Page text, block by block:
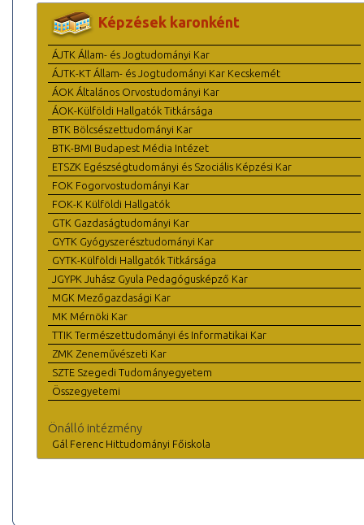
Képzések karonként
ÁJTK Állam- és Jogtudományi Kar
ÁJTK-KT Állam- és Jogtudományi Kar Kecskemét
ÁOK Általános Orvostudományi Kar
ÁOK-Külföldi Hallgatók Titkársága
BTK Bölcsészettudományi Kar
BTK-BMI Budapest Média Intézet
ETSZK Egészségtudományi és Szociális Képzési Kar
FOK Fogorvostudományi Kar
FOK-K Külföldi Hallgatók
GTK Gazdaságtudományi Kar
GYTK Gyógyszerésztudományi Kar
GYTK-Külföldi Hallgatók Titkársága
JGYPK Juhász Gyula Pedagógusképző Kar
MGK Mezőgazdasági Kar
MK Mérnöki Kar
TTIK Természettudományi és Informatikai Kar
ZMK Zeneművészeti Kar
SZTE Szegedi Tudományegyetem
Összegyetemi
Önálló intézmény
Gál Ferenc Hittudományi Főiskola